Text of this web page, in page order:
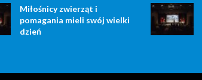
Miłośnicy zwierząt i
pomagania mieli swój wielki
dzień